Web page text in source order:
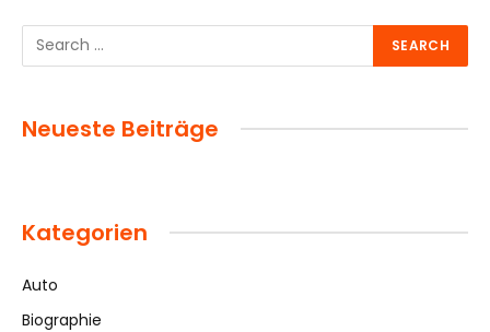
Neueste Beiträge
Kategorien
Auto
Biographie